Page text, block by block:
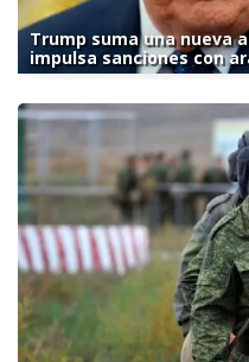
Trump suma una nueva
impulsa sanciones con